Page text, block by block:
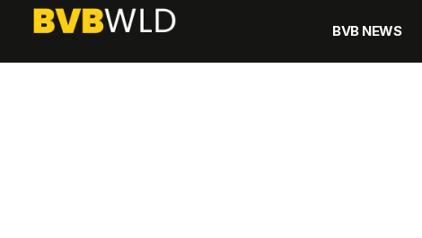
BVB NEWS